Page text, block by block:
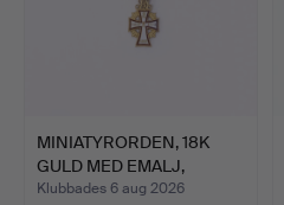
MINIATYRORDEN, 18K
GULD MED EMALJ,
DANNEBR…
Klubbades 6 aug 2026